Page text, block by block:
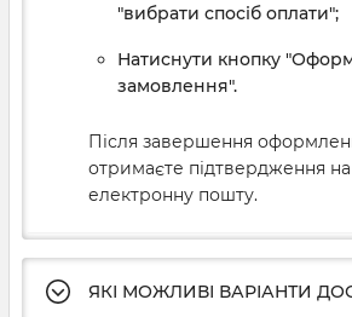
"вибрати спосіб оплати";
Натиснути кнопку
замовлення".
Після завершення
отримаєте підтвердження
електронну пошту.
ЯКІ МОЖЛИВІ ВАРІАНТИ